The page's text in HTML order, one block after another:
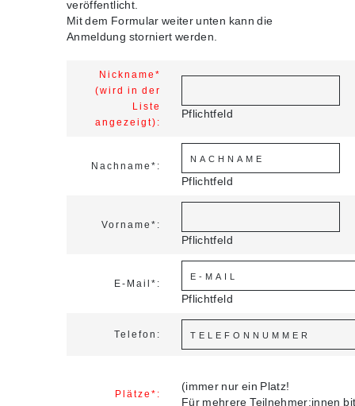
veröffentlicht.
Mit dem Formular weiter unten kann die
Anmeldung storniert werden.
Nickname*
(wird in der
Liste
angezeigt):
Pflichtfeld
Nachname*:
Pflichtfeld
Vorname*:
Pflichtfeld
E-Mail*:
Pflichtfeld
Telefon:
Plätze*:
(immer nur ein Platz!
Für mehrere Teilnehmer:innen